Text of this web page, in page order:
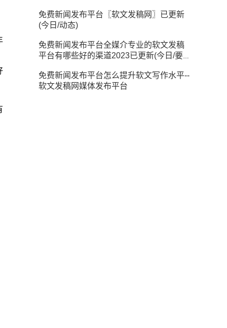
免费新闻发布平台〖软文发稿网〗已更新
(今日/动态)
免费新闻发布平台全媒介专业的软文发稿
平台有哪些好的渠道2023已更新(今日/要
免费新闻发布平台怎么提升软文写作水平--
软文发稿网媒体发布平台